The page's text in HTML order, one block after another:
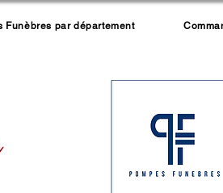
Funèbres par département